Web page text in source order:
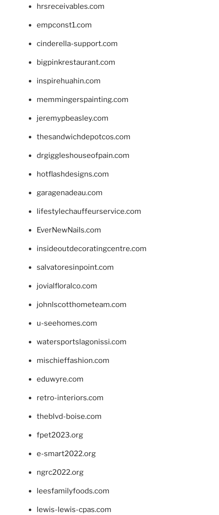
hrsreceivables.com
empconst1.com
cinderella-support.com
bigpinkrestaurant.com
inspirehuahin.com
memmingerspainting.com
jeremypbeasley.com
thesandwichdepotcos.com
drgiggleshouseofpain.com
hotflashdesigns.com
garagenadeau.com
lifestylechauffeurservice.com
EverNewNails.com
insideoutdecoratingcentre.com
salvatoresinpoint.com
jovialfloralco.com
johnlscotthometeam.com
u-seehomes.com
watersportslagonissi.com
mischieffashion.com
eduwyre.com
retro-interiors.com
theblvd-boise.com
fpet2023.org
e-smart2022.org
ngrc2022.org
leesfamilyfoods.com
lewis-lewis-cpas.com